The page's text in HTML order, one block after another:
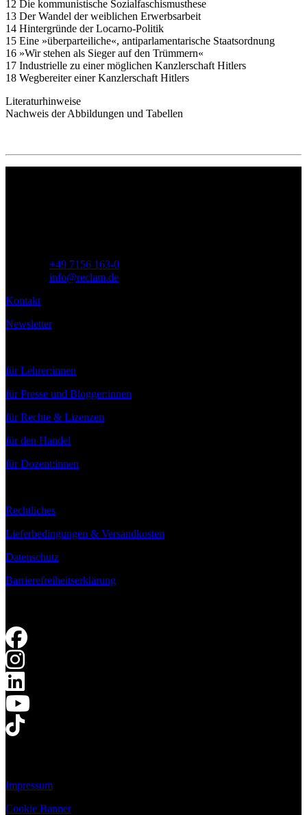
12 Die kommunistische Sozialfaschismusthese
13 Der Wandel der weiblichen Erwerbsarbeit
14 Hintergründe der Locarno-Politik
15 Eine »überparteiliche«, antiparlamentarische Staatsordnung
16 »Wir stehen als Sieger auf den Trümmern«
17 Industrielle zu einer möglichen Kanzlerschaft Hitlers
18 Wegbereiter einer Kanzlerschaft Hitlers
Literaturhinweise
Nachweis der Abbildungen und Tabellen
+49 7156 163-0
info@reclam.de
Kontakt
Newsletter
für Lehrer:innen
für Presse und Blogger:innen
für Rechte & Lizenzen
für den Handel
für Dozent:innen
Rechtliches
Lieferbedingungen & Versandkosten
Datenschutz
Barrierefreiheitserklärung
Impressum
Cookie Banner